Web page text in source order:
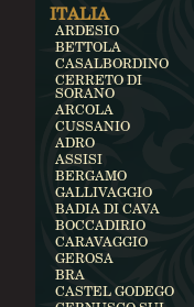
ITALIA
ARDESIO
BETTOLA
CASALBORDINO
CERRETO DI
SORANO
ARCOLA
CUSSANIO
ADRO
ASSISI
BERGAMO
GALLIVAGGIO
BADIA DI CAVA
BOCCADIRIO
CARAVAGGIO
GEROSA
BRA
CASTEL GODEGO